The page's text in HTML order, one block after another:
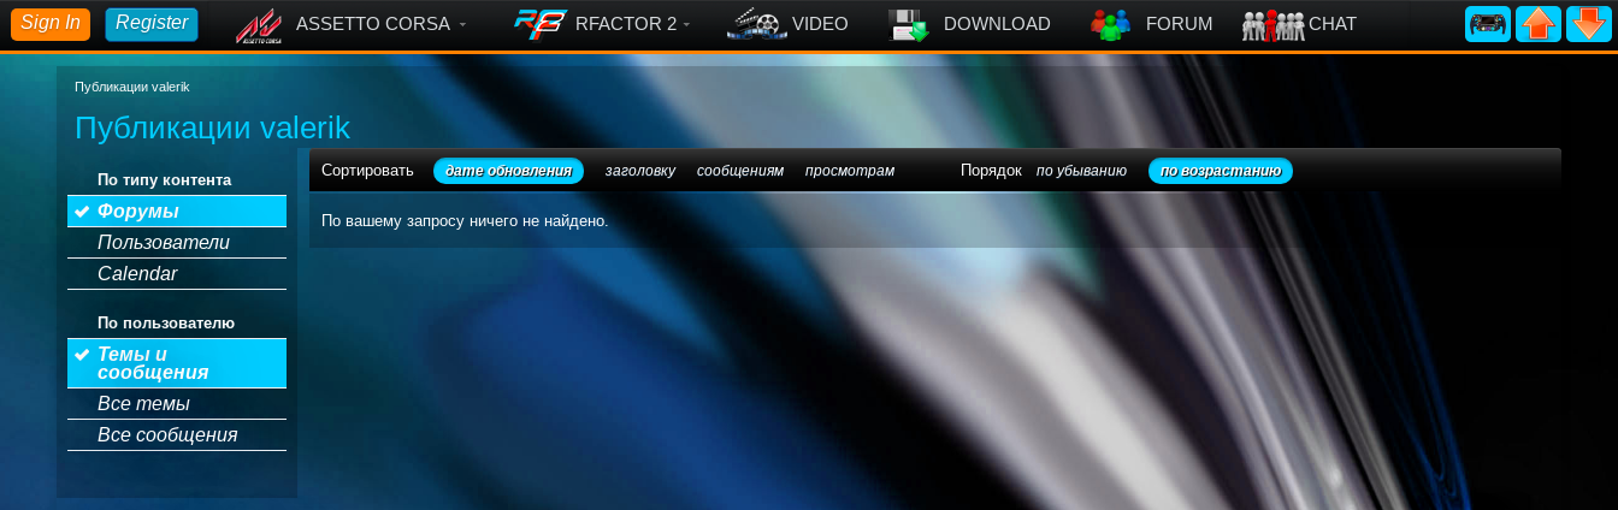
Sign In Register ASSETTO CORSA RFACTOR 2 VIDEO DOWNLOAD FORUM CHAT
Публикации valerik
Публикации valerik
По типу контента
Форумы
Пользователи
Calendar
По пользователю
Темы и
сообщения
Все темы
Все сообщения
Сортировать дате обновления заголовку сообщениям просмотрам Порядок по убыванию по возрастанию
По вашему запросу ничего не найдено.